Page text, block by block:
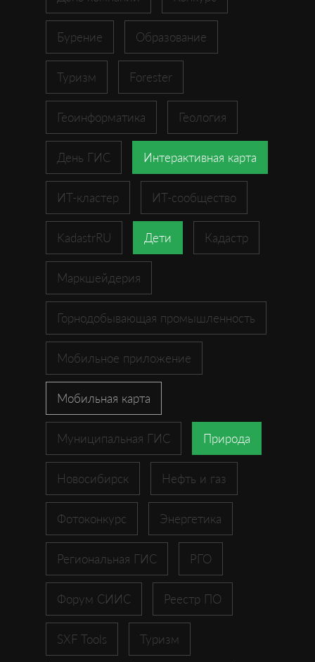
Бурение Образование
Туризм Forester
Геоинформатика Геология
День ГИС Интерактивная карта
ИТ-кластер ИТ-сообщество
KadastrRU Дети Кадастр
Маркшейдерия
Горнодобывающая промышленность
Мобильное приложение
Мобильная карта
Муниципальная ГИС Природа
Новосибирск Нефть и газ
Фотоконкурс Энергетика
Региональная ГИС РГО
Форум СИИС Реестр ПО
SXF Tools Туризм